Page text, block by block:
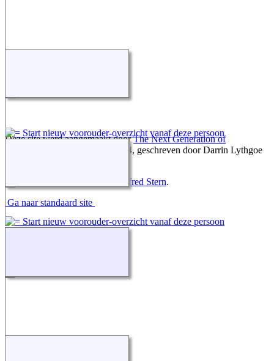
Deze site werd aangemaakt doorThe Next Generation of
v. 15.0.4, geschreven door Darrin Lythgoe
Alfred Stern.
Ga naar standaard site